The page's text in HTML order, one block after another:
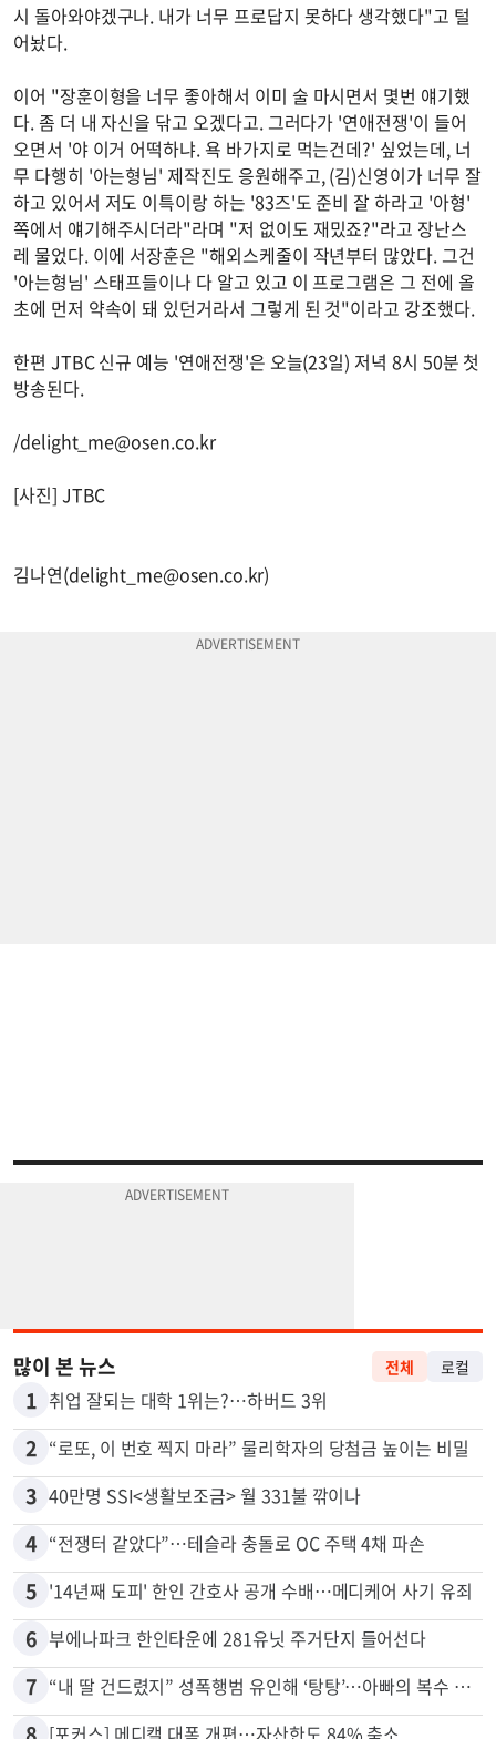
시 돌아와야겠구나. 내가 너무 프로답지 못하다 생각했다"고 털
어놨다.
이어 "장훈이형을 너무 좋아해서 이미 술 마시면서 몇번 얘기했
다. 좀 더 내 자신을 닦고 오겠다고. 그러다가 '연애전쟁'이 들어
오면서 '야 이거 어떡하냐. 욕 바가지로 먹는건데?' 싶었는데, 너
무 다행히 '아는형님' 제작진도 응원해주고, (김)신영이가 너무 잘
하고 있어서 저도 이특이랑 하는 '83즈'도 준비 잘 하라고 '아형'
쪽에서 얘기해주시더라"라며 "저 없이도 재밌죠?"라고 장난스
레 물었다. 이에 서장훈은 "해외스케줄이 작년부터 많았다. 그건
'아는형님' 스태프들이나 다 알고 있고 이 프로그램은 그 전에 올
초에 먼저 약속이 돼 있던거라서 그렇게 된 것"이라고 강조했다.
한편 JTBC 신규 예능 '연애전쟁'은 오늘(23일) 저녁 8시 50분 첫
방송된다.
/delight_me@osen.co.kr
[사진] JTBC
김나연(delight_me@osen.co.kr)
많이 본 뉴스 전체 로컬
1 취업 잘되는 대학 1위는?…하버드 3위
2 “로또, 이 번호 찍지 마라” 물리학자의 당첨금 높이는 비밀
3 40만명 SSI<생활보조금> 월 331불 깎이나
4 “전쟁터 같았다”…테슬라 충돌로 OC 주택 4채 파손
5 '14년째 도피' 한인 간호사 공개 수배…메디케어 사기 유죄
6 부에나파크 한인타운에 281유닛 주거단지 들어선다
7 “내 딸 건드렸지” 성폭행범 유인해 ‘탕탕’…아빠의 복수 결말